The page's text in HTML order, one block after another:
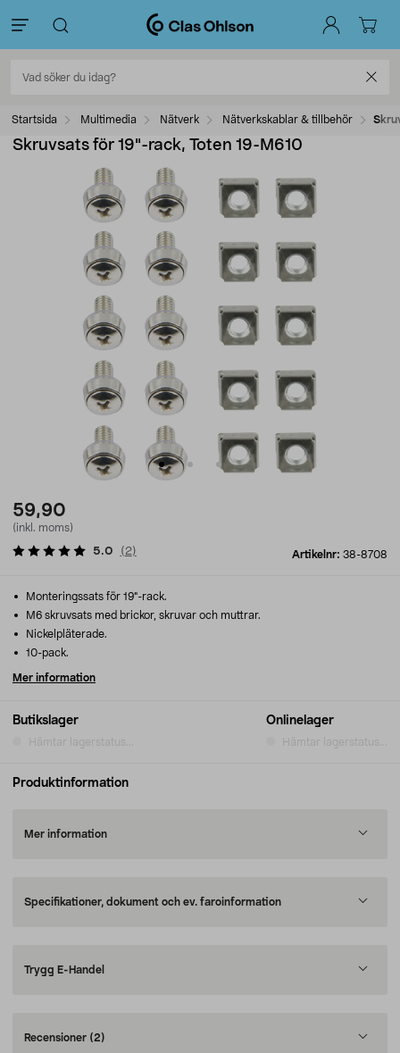
Startsida Multimedia Nätverk Nätverkskablar & tillbehör
Skruvsats för 19"-rack, Toten 19-M610
59,90
(inkl. moms)
Artikelnr: 38-8708
5.0 ( 2)
Butikslager
Hämtar lagerstatus...
Onlinelager
Hämtar lagerstatus...
Monteringssats för 19"-rack.
M6 skruvsats med brickor, skruvar och muttrar.
Nickelpläterade.
10-pack.
Mer information
Produktinformation
Mer information
Specifikationer, dokument och ev. faroinformation
Trygg E-Handel
Recensioner (2)